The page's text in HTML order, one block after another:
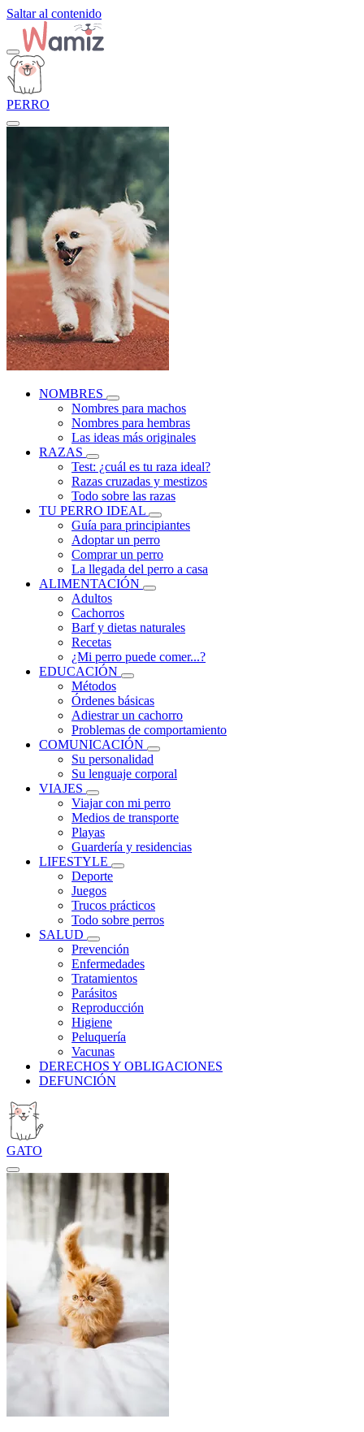
Saltar al contenido
PERRO
NOMBRES
Nombres para machos
Nombres para hembras
Las ideas más originales
RAZAS
Test: ¿cuál es tu raza ideal?
Razas cruzadas y mestizos
Todo sobre las razas
TU PERRO IDEAL
Guía para principiantes
Adoptar un perro
Comprar un perro
La llegada del perro a casa
ALIMENTACIÓN
Adultos
Cachorros
Barf y dietas naturales
Recetas
¿Mi perro puede comer...?
EDUCACIÓN
Métodos
Órdenes básicas
Adiestrar un cachorro
Problemas de comportamiento
COMUNICACIÓN
Su personalidad
Su lenguaje corporal
VIAJES
Viajar con mi perro
Medios de transporte
Playas
Guardería y residencias
LIFESTYLE
Deporte
Juegos
Trucos prácticos
Todo sobre perros
SALUD
Prevención
Enfermedades
Tratamientos
Parásitos
Reproducción
Higiene
Peluquería
Vacunas
DERECHOS Y OBLIGACIONES
DEFUNCIÓN
GATO